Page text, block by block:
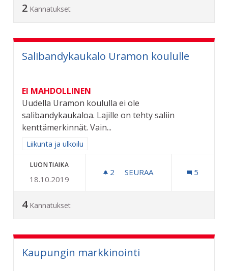
2 Kannatukset
Salibandykaukalo Uramon koululle
EI MAHDOLLINEN
Uudella Uramon koululla ei ole
salibandykaukaloa. Lajille on tehty saliin
kenttämerkinnät. Vain...
Rajaa tulokset aihepiirin mukaan: Liikunta ja ulkoilu
Liikunta ja ulkoilu
LUONTIAIKA
18.10.2019
2 2 SEURAAJAA
SEURAA 5
4 Kannatukset
Kaupungin markkinointi